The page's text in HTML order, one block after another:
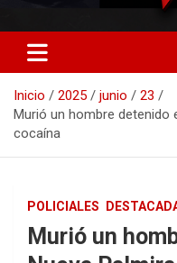
RO
Inicio 2025 junio
23
Murió un hombre detenido
cocaína
POLICIALES
Murió un